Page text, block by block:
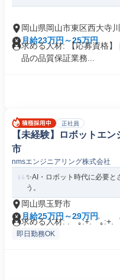
岡山県岡山市東区西大寺
月給23万円～25万円
求める人材: 【応募資格
品の品質保証業務...
正社員
【未経験】ロボットエ
市
nmsエンジニアリング株式会社
✨AI・ロボット時代に必要
う。
岡山県玉野市
月給25万円～29万円
求める人材: .゜｡:+.゜｡:+.
即日勤務OK